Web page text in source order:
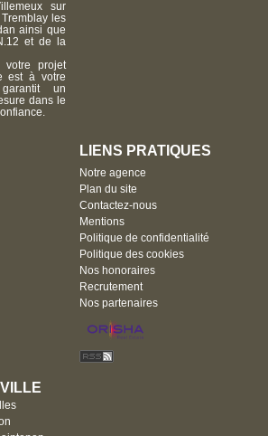
sur
les
ainsi que
et de la
votre projet
est à votre
un
dans le
LIENS PRATIQUES
Notre agence
Plan du site
Contactez-nous
Mentions
Politique de confidentialité
Politique des cookies
Nos honoraires
Recrutement
Nos partenaires